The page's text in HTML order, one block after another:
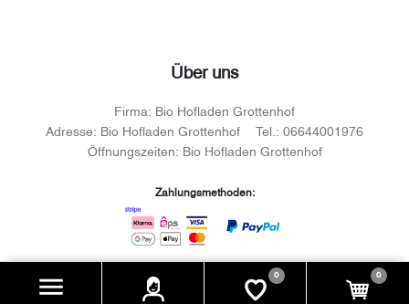
0 0
Über uns
Firma: Bio Hofladen Grottenhof
Adresse: Bio Hofladen Grottenhof Tel.: 06644001976
Öffnungszeiten: Bio Hofladen Grottenhof
Zahlungsmethoden: